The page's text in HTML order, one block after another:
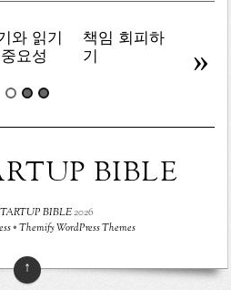
와 읽기
요성
책임 회피하
기
»
BIBLE
BIBLE2026
•Themify WordPress Themes
↑